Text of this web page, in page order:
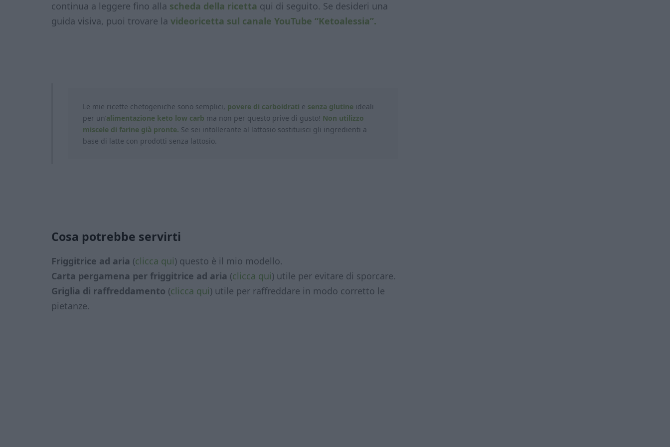
continua a leggere fino alla scheda della ricetta qui di seguito. Se desideri una
guida visiva, puoi trovare la videoricetta sul canale YouTube “Ketoalessia”.
Le mie ricette chetogeniche sono semplici, povere di carboidrati e senza glutine ideali
per un’alimentazione keto low carb ma non per questo prive di gusto! Non utilizzo
miscele di farine già pronte. Se sei intollerante al lattosio sostituisci gli ingredienti a
base di latte con prodotti senza lattosio.
Cosa potrebbe servirti
Friggitrice ad aria (clicca qui) questo è il mio modello.
Carta pergamena per friggitrice ad aria (clicca qui) utile per evitare di sporcare.
Griglia di raffreddamento (clicca qui) utile per raffreddare in modo corretto le
pietanze.